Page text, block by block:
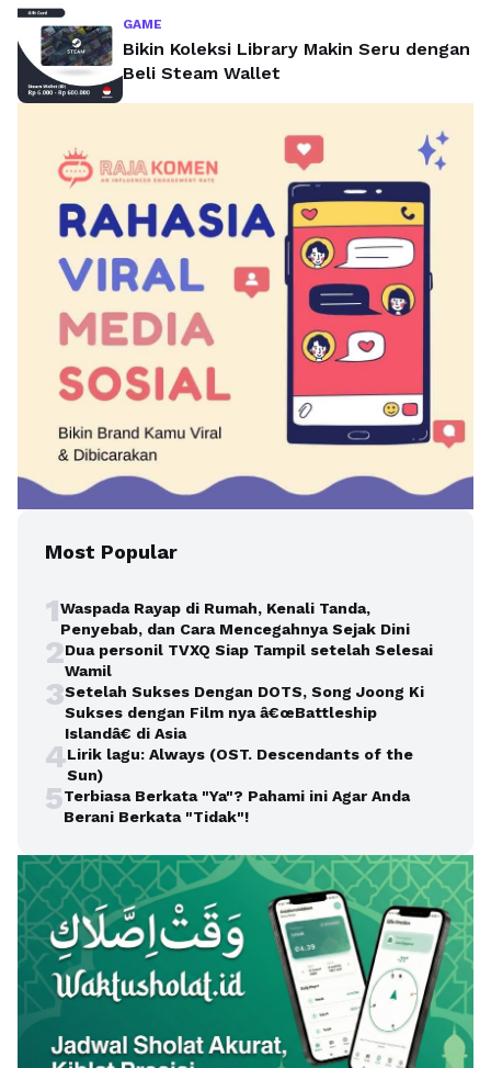
GAME
Bikin Koleksi Library Makin Seru dengan
Beli Steam Wallet
Most Popular
1Waspada Rayap di Rumah, Kenali Tanda,
Penyebab, dan Cara Mencegahnya Sejak Dini
2Dua personil TVXQ Siap Tampil setelah Selesai
Wamil
3Setelah Sukses Dengan DOTS, Song Joong Ki
Sukses dengan Film nya â€œBattleship
Islandâ€ di Asia
4Lirik lagu: Always (OST. Descendants of the
Sun)
5Terbiasa Berkata "Ya"? Pahami ini Agar Anda
Berani Berkata "Tidak"!